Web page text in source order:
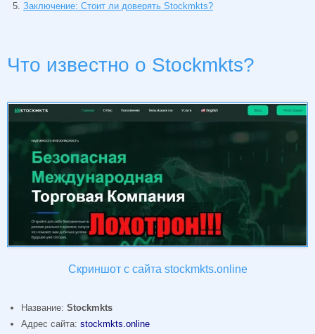
Заключение: Стоит ли доверять Stockmkts?
Что известно о Stockmkts?
Скриншот с сайта stockmkts.online
Название:Stockmkts
Адрес сайта:stockmkts.online